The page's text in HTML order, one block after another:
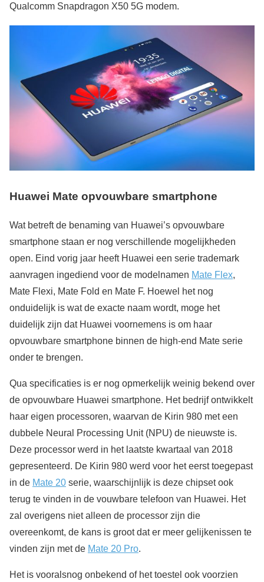
Qualcomm Snapdragon X50 5G modem.
Huawei Mate opvouwbare smartphone
Wat betreft de benaming van Huawei’s opvouwbare
smartphone staan er nog verschillende mogelijkheden
open. Eind vorig jaar heeft Huawei een serie trademark
aanvragen ingediend voor de modelnamen Mate Flex,
Mate Flexi, Mate Fold en Mate F. Hoewel het nog
onduidelijk is wat de exacte naam wordt, moge het
duidelijk zijn dat Huawei voornemens is om haar
opvouwbare smartphone binnen de high-end Mate serie
onder te brengen.
Qua specificaties is er nog opmerkelijk weinig bekend over
de opvouwbare Huawei smartphone. Het bedrijf ontwikkelt
haar eigen processoren, waarvan de Kirin 980 met een
dubbele Neural Processing Unit (NPU) de nieuwste is.
Deze processor werd in het laatste kwartaal van 2018
gepresenteerd. De Kirin 980 werd voor het eerst toegepast
in de Mate 20 serie, waarschijnlijk is deze chipset ook
terug te vinden in de vouwbare telefoon van Huawei. Het
zal overigens niet alleen de processor zijn die
overeenkomt, de kans is groot dat er meer gelijkenissen te
vinden zijn met de Mate 20 Pro.
Het is vooralsnog onbekend of het toestel ook voorzien